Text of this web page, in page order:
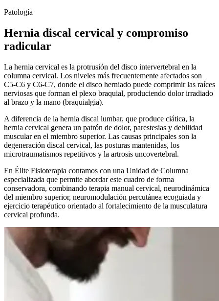
Patología
Hernia discal cervical y compromiso
radicular
La hernia cervical es la protrusión del disco intervertebral en la
columna cervical. Los niveles más frecuentemente afectados son
C5-C6 y C6-C7, donde el disco herniado puede comprimir las raíces
nerviosas que forman el plexo braquial, produciendo dolor irradiado
al brazo y la mano (braquialgia).
A diferencia de la hernia discal lumbar, que produce ciática, la
hernia cervical genera un patrón de dolor, parestesias y debilidad
muscular en el miembro superior. Las causas principales son la
degeneración discal cervical, las posturas mantenidas, los
microtraumatismos repetitivos y la artrosis uncovertebral.
En Élite Fisioterapia contamos con una Unidad de Columna
especializada que permite abordar este cuadro de forma
conservadora, combinando terapia manual cervical, neurodinámica
del miembro superior, neuromodulación percutánea ecoguiada y
ejercicio terapéutico orientado al fortalecimiento de la musculatura
cervical profunda.